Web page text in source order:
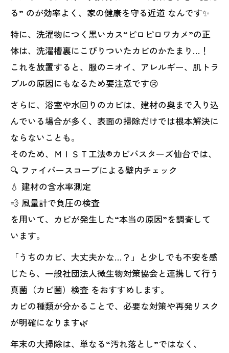
る” のが効率よく、家の健康を守る近道 なんです✨
特に、洗濯物につく黒いカス“ピロピロワカメ”の正
体は、洗濯槽裏にこびりついたカビのかたまり…！
これを放置すると、服のニオイ、アレルギー、肌トラ
ブルの原因にもなるため要注意です😢
さらに、浴室や水回りのカビは、建材の奥まで入り込
んでいる場合が多く、表面の掃除だけでは根本解決に
ならないことも。
そのため、ＭＩＳＴ工法®カビバスターズ仙台では、
🔍 ファイバースコープによる壁内チェック
💧 建材の含水率測定
💨 風量計で負圧の検査
を用いて、カビが発生した“本当の原因”を調査して
います。
「うちのカビ、大丈夫かな…？」と少しでも不安を感
じたら、一般社団法人微生物対策協会と連携して行う
真菌（カビ菌）検査 をおすすめします。
カビの種類が分かることで、必要な対策や再発リスク
が明確になります🌿
年末の大掃除は、単なる“汚れ落とし”ではなく、